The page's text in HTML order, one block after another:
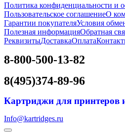
Политика конфиденциальности и
Пользовательское соглашениеО
Гарантии покупателяУсловия
Полезная информацияОбратная
РеквизитыДоставкаОплата
8-800-500-13-82
8(495)374-89-96
Картриджи для
Info@kartridges.ru